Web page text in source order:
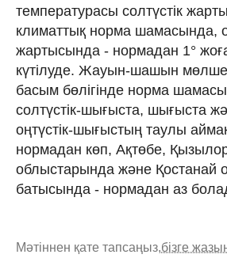
температурасы солтүстік
климаттық норма шамасында,
жартысында - нормадан 1°
күтілуде. Жауын-шашын
басым бөлігінде норма
солтүстік-шығыста, шығыста
оңтүстік-шығыстың таулы
нормадан көп, Ақтөбе,
облыстарында және Қостанай
батысында - нормадан аз
Мәтіннен қате тапсаңыз,бізге